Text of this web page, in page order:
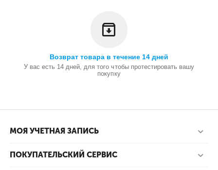
Возврат товара в течение 14 дней
У вас есть 14 дней, для того чтобы протестировать вашу
покупку
МОЯ УЧЕТНАЯ ЗАПИСЬ
ПОКУПАТЕЛЬСКИЙ СЕРВИС